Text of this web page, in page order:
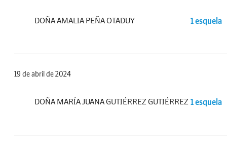
DOÑA AMALIA PEÑA OTADUY 1 esquela
19 de abril de 2024
DOÑA MARÍA JUANA GUTIÉRREZ GUTIÉRREZ 1 esquela